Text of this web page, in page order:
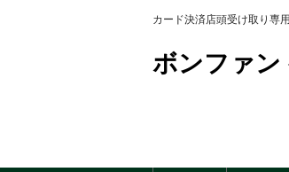
カード決済店頭受け取り専
ボンファン